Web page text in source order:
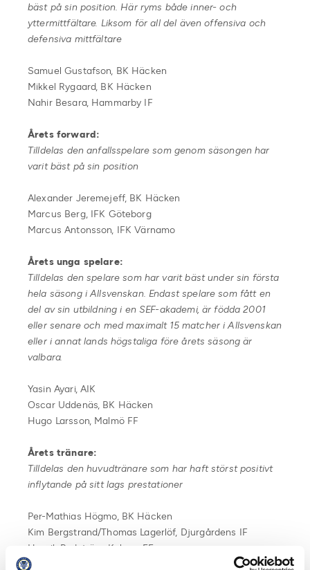
bäst på sin position. Här ryms både inner- och
yttermittfältare. Liksom för all del även offensiva och
defensiva mittfältare
Samuel Gustafson, BK Häcken
Mikkel Rygaard, BK Häcken
Nahir Besara, Hammarby IF
Årets forward:
Tilldelas den anfallsspelare som genom säsongen har
varit bäst på sin position
Alexander Jeremejeff, BK Häcken
Marcus Berg, IFK Göteborg
Marcus Antonsson, IFK Värnamo
Årets unga spelare:
Tilldelas den spelare som har varit bäst under sin första
hela säsong i Allsvenskan. Endast spelare som fått en
del av sin utbildning i en SEF-akademi, är födda 2001
eller senare och med maximalt 15 matcher i Allsvenskan
eller i annat lands högstaliga före årets säsong är
valbara.
Yasin Ayari, AIK
Oscar Uddenäs, BK Häcken
Hugo Larsson, Malmö FF
Årets tränare:
Tilldelas den huvudtränare som har haft störst positivt
inflytande på sitt lags prestationer
Per-Mathias Högmo, BK Häcken
Kim Bergstrand/Thomas Lagerlöf, Djurgårdens IF
Henrik Rydström, Kalmar FF